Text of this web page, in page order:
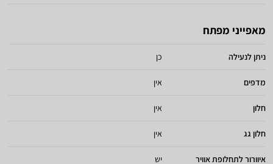
מאפייני מפתח
ניתן לנעילה כן
מדפים אין
חלון אין
חלון גג אין
איוורור לתחלופת אוויר יש